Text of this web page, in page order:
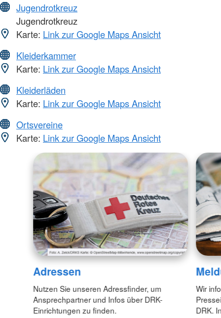
Jugendrotkreuz
Jugendrotkreuz
Karte: Link zur Google Maps Ansicht
Kleiderkammer
Karte: Link zur Google Maps Ansicht
Kleiderläden
Karte: Link zur Google Maps Ansicht
Ortsvereine
Karte: Link zur Google Maps Ansicht
Adressen
Nutzen Sie unseren Adressfinder, um
Ansprechpartner und Infos über DRK-
Einrichtungen zu finden.
Wir
DRK.